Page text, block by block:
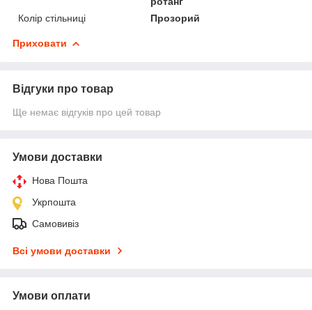
Колір стільниці
Прозорий
Приховати
Відгуки про товар
Ще немає відгуків про цей товар
Умови доставки
Нова Пошта
Укрпошта
Самовивіз
Всі умови доставки
Умови оплати